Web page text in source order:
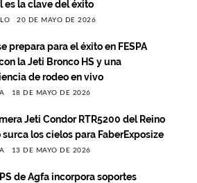
es la clave del éxito
20 DE MAYO DE 2026
prepara para el éxito en FESPA
la Jeti Bronco HS y una
de rodeo en vivo
18 DE MAYO DE 2026
Jeti Condor RTR5200 del Reino
los cielos para FaberExposize
13 DE MAYO DE 2026
de Agfa incorpora soportes